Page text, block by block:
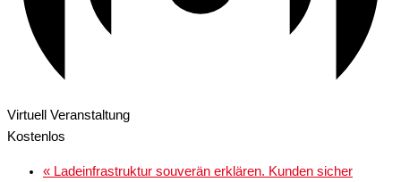
Virtuell Veranstaltung
Kostenlos
« Ladeinfrastruktur souverän erklären. Kunden sicher